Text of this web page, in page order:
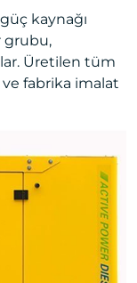
kaynağı
grubu,
Üretilen tüm
fabrika imalat